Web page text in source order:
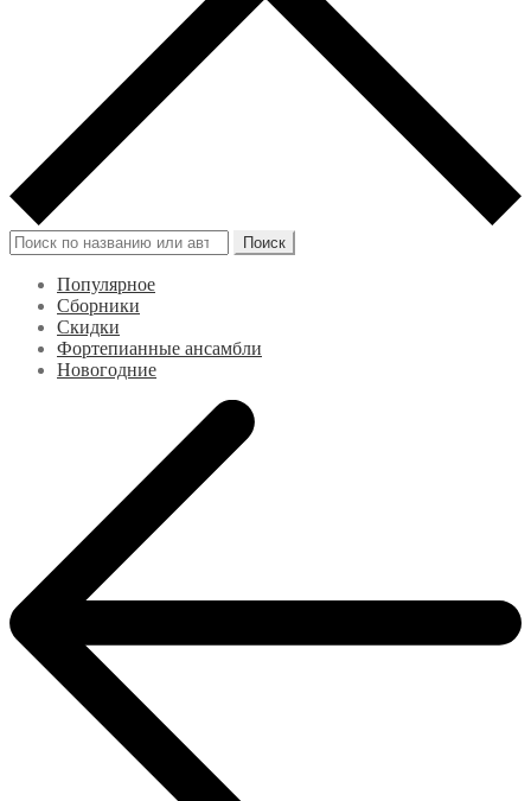
Искать: Поиск
Популярное
Сборники
Скидки
Фортепианные ансамбли
Новогодние